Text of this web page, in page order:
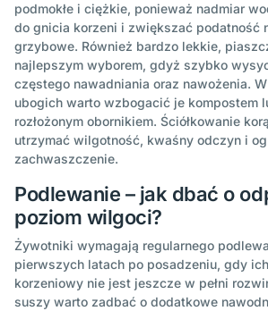
podmokłe i ciężkie, ponieważ nadmiar
do gnicia korzeni i zwiększać podatność
grzybowe. Również bardzo lekkie,
najlepszym wyborem, gdyż szybko
częstego nawadniania oraz nawożenia.
ubogich warto wzbogacić je kompostem
rozłożonym obornikiem. Ściółkowanie
utrzymać wilgotność, kwaśny odczyn i
zachwaszczenie.
Podlewanie – jak dbać o
poziom wilgoci?
Żywotniki wymagają regularnego
pierwszych latach po posadzeniu, gdy
korzeniowy nie jest jeszcze w pełni
suszy warto zadbać o dodatkowe